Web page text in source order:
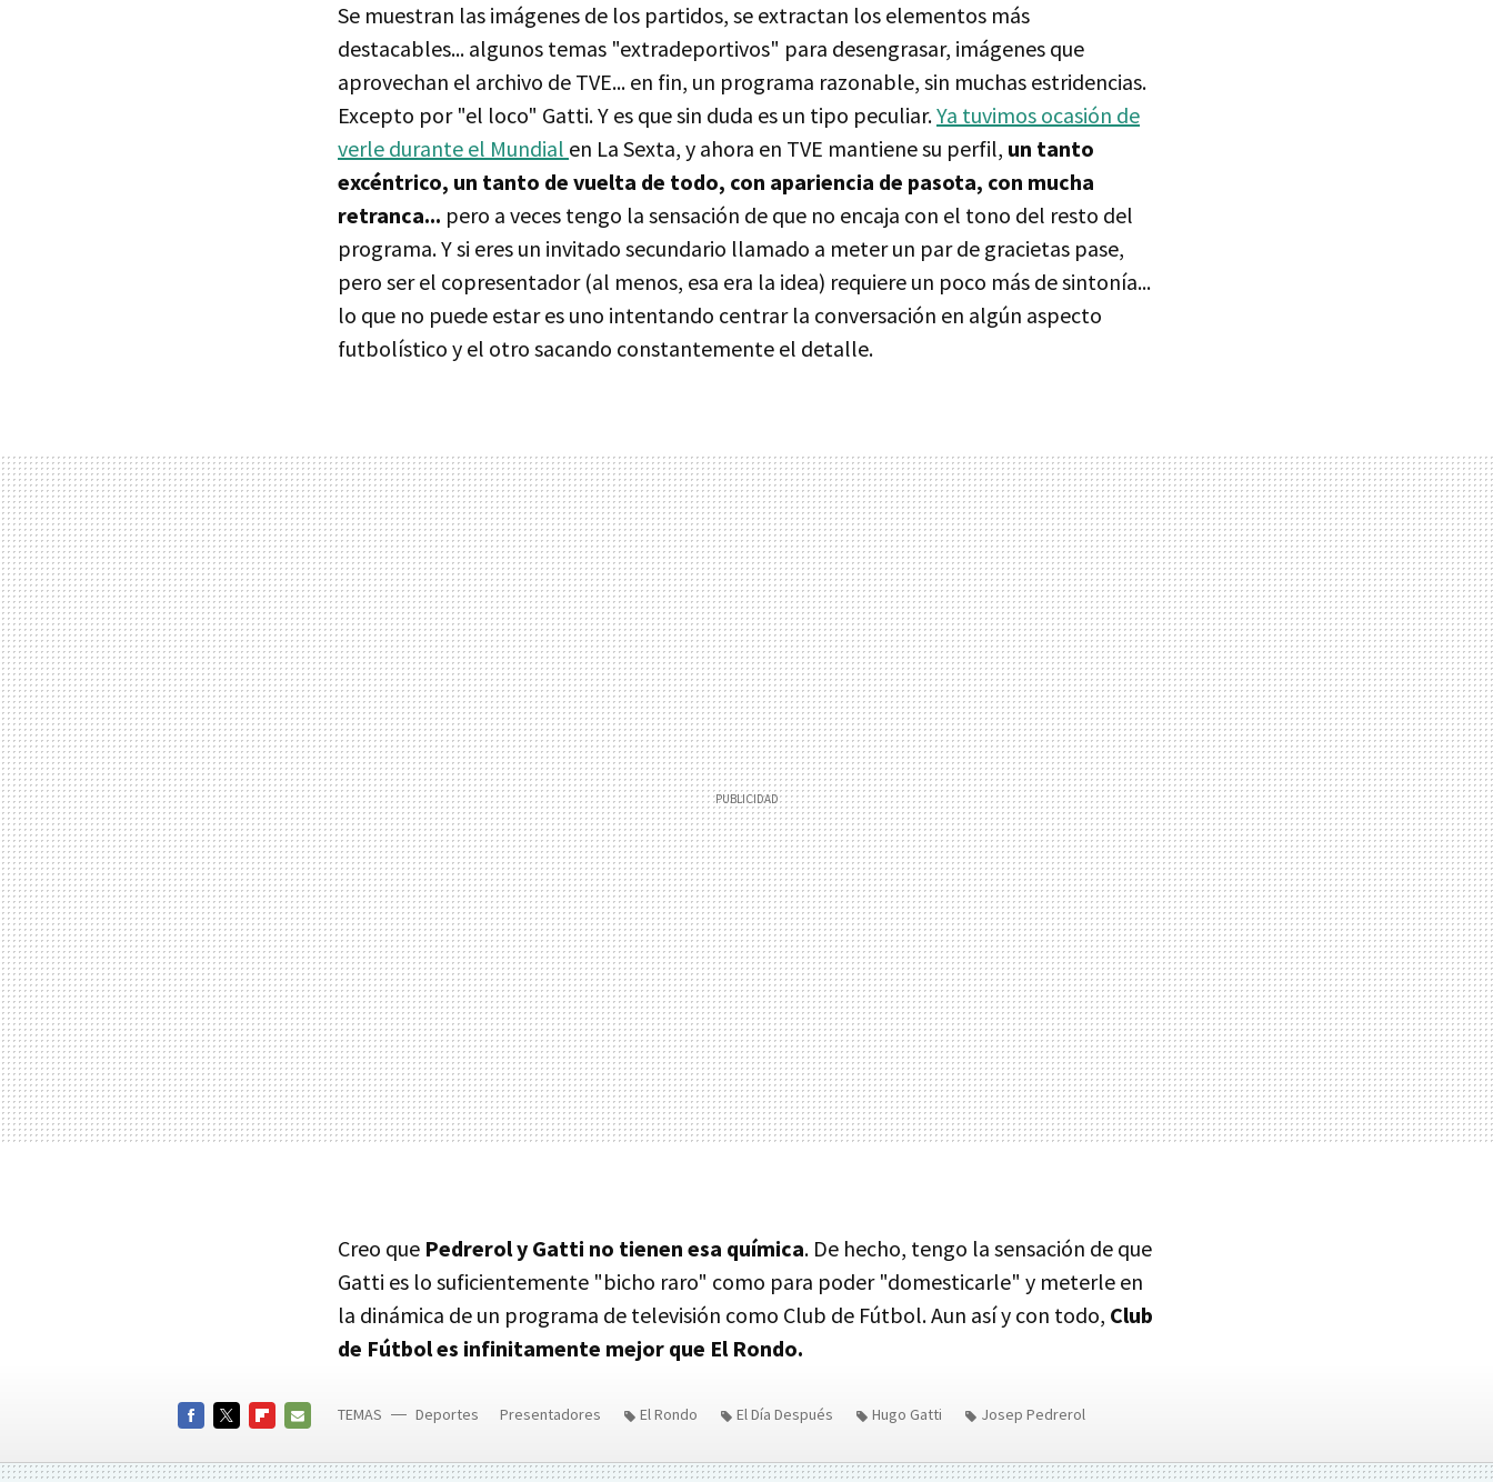
Se muestran las imágenes de los partidos, se extractan los elementos más
destacables... algunos temas "extradeportivos" para desengrasar, imágenes que
aprovechan el archivo de TVE... en fin, un programa razonable, sin muchas estridencias.
Excepto por "el loco" Gatti. Y es que sin duda es un tipo peculiar.Ya tuvimos ocasión de
verle durante el Mundial en La Sexta, y ahora en TVE mantiene su perfil, un tanto
excéntrico, un tanto de vuelta de todo, con apariencia de pasota, con mucha
retranca... pero a veces tengo la sensación de que no encaja con el tono del resto del
programa. Y si eres un invitado secundario llamado a meter un par de gracietas pase,
pero ser el copresentador (al menos, esa era la idea) requiere un poco más de sintonía...
lo que no puede estar es uno intentando centrar la conversación en algún aspecto
futbolístico y el otro sacando constantemente el detalle.
Creo que Pedrerol y Gatti no tienen esa química. De hecho, tengo la sensación de que
Gatti es lo suficientemente "bicho raro" como para poder "domesticarle" y meterle en
la dinámica de un programa de televisión como Club de Fútbol. Aun así y con todo, Club
de Fútbol es infinitamente mejor que El Rondo.
MAIL
TEMAS Deportes Presentadores El Rondo El Día Después Hugo Gatti Josep Pedrerol